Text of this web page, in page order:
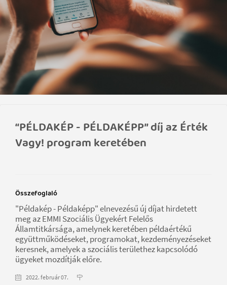
“PÉLDAKÉP - PÉLDAKÉPP” díj az Érték
Vagy! program keretében
Összefoglaló
"Példakép - Példaképp" elnevezésű új díjat hirdetett
meg az EMMI Szociális Ügyekért Felelős
Államtitkársága, amelynek keretében példaértékű
együttműködéseket, programokat, kezdeményezéseket
keresnek, amelyek a szociális területhez kapcsolódó
ügyeket mozdítják előre.
2022. február 07.